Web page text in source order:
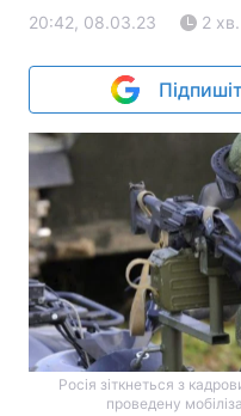
20:42, 08.03.23 2 хв.
Росія зіткнеться з
проведену